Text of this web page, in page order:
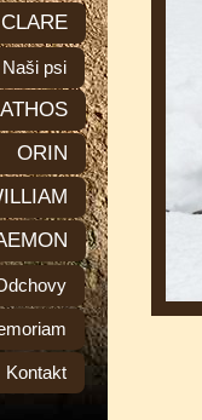
CLARE
Naši psi
ATHOS
ORIN
Kontakt